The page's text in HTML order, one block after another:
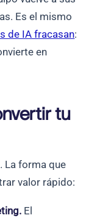
Es el mismo
de IA fracasan:
en
tu
La forma que
valor rápido:
El